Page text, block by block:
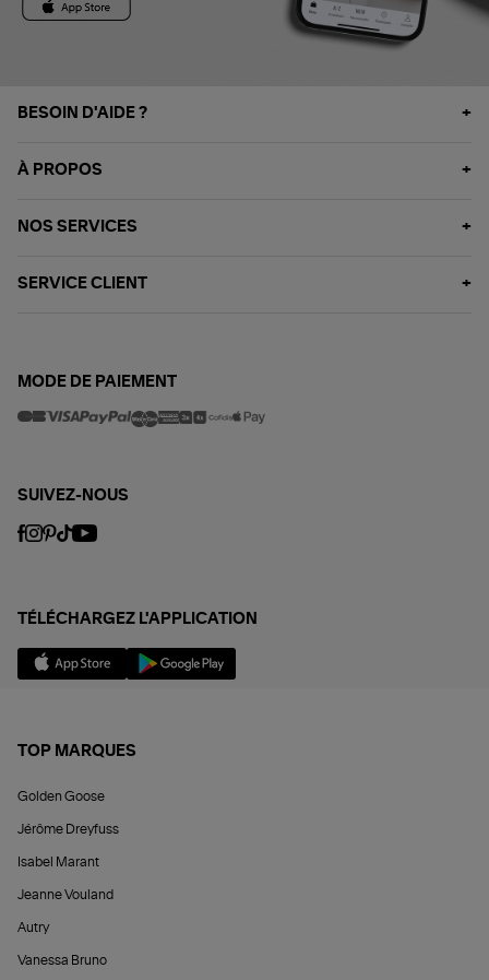
BESOIN D'AIDE ?
À PROPOS
NOS SERVICES
SERVICE CLIENT
MODE DE PAIEMENT
SUIVEZ-NOUS
TÉLÉCHARGEZ L'APPLICATION
TOP MARQUES
Golden Goose
Jérôme Dreyfuss
Isabel Marant
Jeanne Vouland
Autry
Vanessa Bruno